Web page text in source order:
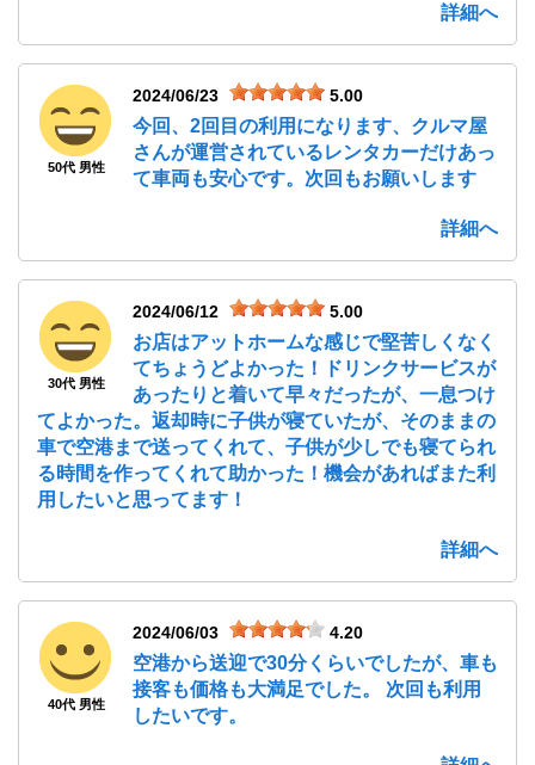
詳細へ
50代 男性
2024/06/23 5.00
今回、2回目の利用になります、クルマ屋
さんが運営されているレンタカーだけあっ
て車両も安心です。次回もお願いします
詳細へ
30代 男性
2024/06/12 5.00
お店はアットホームな感じで堅苦しくなく
てちょうどよかった！ドリンクサービスが
あったりと着いて早々だったが、一息つけ
てよかった。返却時に子供が寝ていたが、そのままの
車で空港まで送ってくれて、子供が少しでも寝てられ
る時間を作ってくれて助かった！機会があればまた利
用したいと思ってます！
詳細へ
40代 男性
2024/06/03 4.20
空港から送迎で30分くらいでしたが、車も
接客も価格も大満足でした。 次回も利用
したいです。